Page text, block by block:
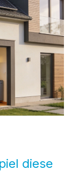
diese